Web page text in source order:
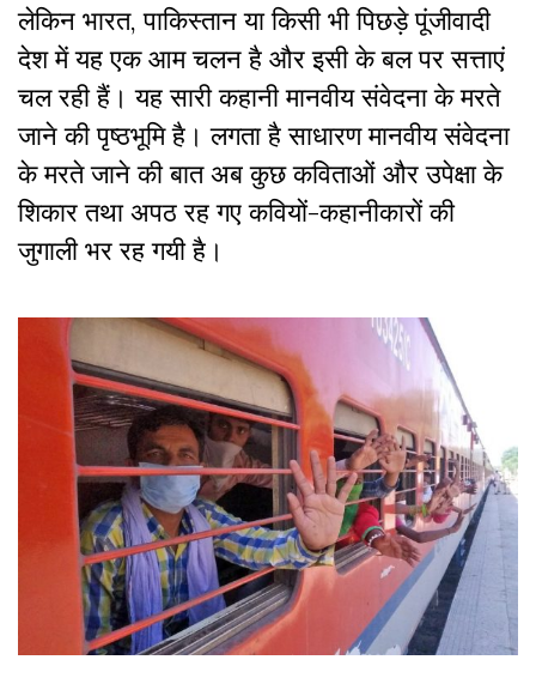
लेकिन भारत, पाकिस्तान या किसी भी पिछड़े पूंजीवादी
देश में यह एक आम चलन है और इसी के बल पर सत्ताएं
चल रही हैं। यह सारी कहानी मानवीय संवेदना के मरते
जाने की पृष्ठभूमि है। लगता है साधारण मानवीय संवेदना
के मरते जाने की बात अब कुछ कविताओं और उपेक्षा के
शिकार तथा अपठ रह गए कवियों-कहानीकारों की
जुगाली भर रह गयी है।